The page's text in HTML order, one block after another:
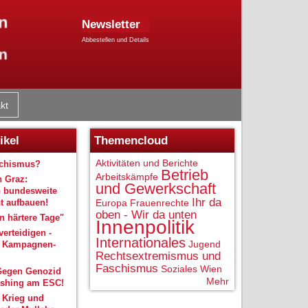
Newsletter
Abbestellen und Details
Graz:
bundesweite
aufbauen!
härtere Tage"
-
Genozid
am ESC!
Krieg und
Themencloud
Aktivitäten und Berichte
Arbeitskämpfe Betrieb
und Gewerkschaft
Europa Frauenrechte Ihr da
oben - Wir da unten
Innenpolitik
Internationales Jugend
Rechtsextremismus und
Faschismus Soziales Wien
Mehr